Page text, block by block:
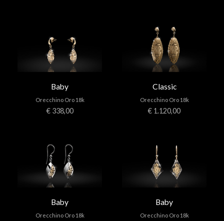
Baby
Orecchino Oro 18k
€ 338,00
Classic
Orecchino Oro 18k
€ 1.120,00
Baby
Orecchino Oro 18k
Baby
Orecchino Oro 18k